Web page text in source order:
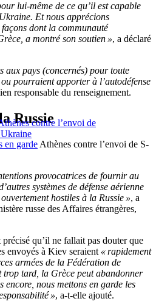
lui-même de ce qu’il est capable
Et nous apprécions
dont la communauté
a montré son soutien », a déclaré
aux pays (concernés) pour toute
pourraient apporter à l’autodéfense
responsable du renseignement.
contre l’envoi de
Russie
en garde Athènes contre l’envoi de S-
provocatrices de fournir au
systèmes de défense aérienne
hostiles à la Russie », a
russe des Affaires étrangères,
qu’il ne fallait pas douter que
envoyés à Kiev seraient « rapidement
armées de la Fédération de
trop tard, la Grèce peut abandonner
encore, nous mettons en garde les
», a-t-elle ajouté.